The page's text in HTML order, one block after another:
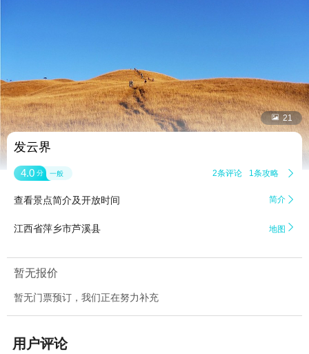
 21
发云界
4.0 分 一般 2条评论 1条攻略 
查看景点简介及开放时间 简介 
江西省萍乡市芦溪县 地图 
暂无报价
暂无门票预订，我们正在努力补充
用户评论